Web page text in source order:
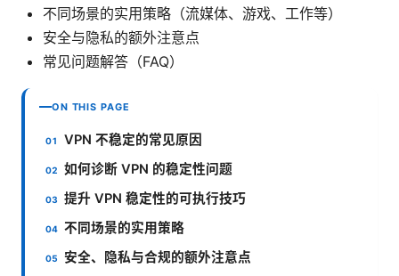
不同场景的实用策略（流媒体、游戏、工作等）
安全与隐私的额外注意点
常见问题解答（FAQ）
ON THIS PAGE
VPN 不稳定的常见原因
如何诊断 VPN 的稳定性问题
提升 VPN 稳定性的可执行技巧
不同场景的实用策略
安全、隐私与合规的额外注意点